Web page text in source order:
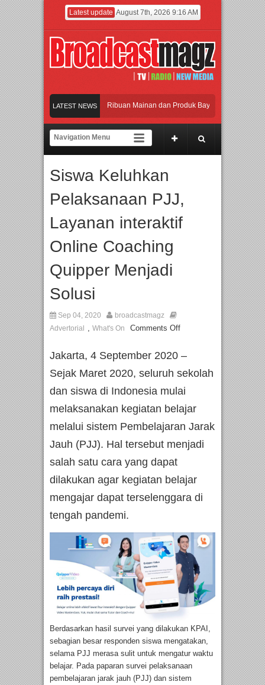
Latest update August 7th, 2026 9:16 AM
LATEST NEWS
Jakarta dengan Ribuan Mainan dan Produk Bayi dari Seluruh Dunia,
Gerbang Inovasi dan Peluang Bisnis Industri Gifts dan Housewares Asia
Perpaduan Warisan Dan Semangat Lokal, BIRKENSTOCK INDONESIA
Jakarta dengan Ribuan Mainan dan Produk Bayi dari Seluruh Dunia,
Siswa Keluhkan
Pelaksanaan PJJ,
Layanan interaktif
Online Coaching
Quipper Menjadi
Solusi
Sep 04, 2020
broadcastmagz
Advertorial
, What's On Comments Off
Jakarta, 4 September 2020 –
Sejak Maret 2020, seluruh sekolah
dan siswa di Indonesia mulai
melaksanakan kegiatan belajar
melalui sistem Pembelajaran Jarak
Jauh (PJJ). Hal tersebut menjadi
salah satu cara yang dapat
dilakukan agar kegiatan belajar
mengajar dapat terselenggara di
tengah pandemi.
Berdasarkan hasil survei yang dilakukan KPAI,
sebagian besar responden siswa mengatakan,
selama PJJ merasa sulit untuk mengatur waktu
belajar. Pada paparan survei pelaksanaan
pembelajaran jarak jauh (PJJ) dan sistem